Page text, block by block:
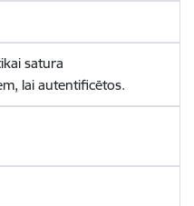
satura
lai autentificētos.